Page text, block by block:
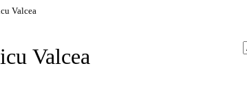
Valcea
Valcea